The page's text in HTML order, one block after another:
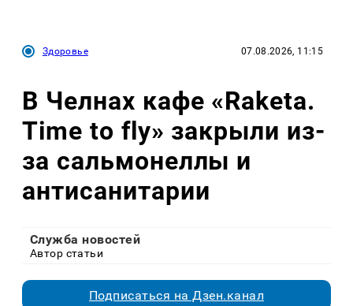
Здоровье 07.08.2026, 11:15
В Челнах кафе «Raketa.
Time to fly» закрыли из-
за сальмонеллы и
антисанитарии
Служба новостей
Автор статьи
Подписаться на Дзен.канал